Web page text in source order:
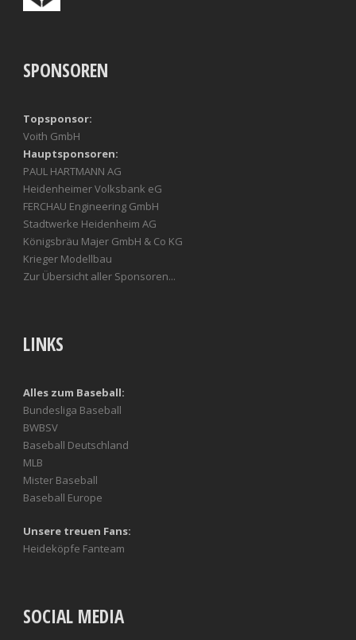
SPONSOREN
Topsponsor:
Voith GmbH
Hauptsponsoren:
PAUL HARTMANN AG
Heidenheimer Volksbank eG
FERCHAU Engineering GmbH
Stadtwerke Heidenheim AG
Königsbräu Majer GmbH & Co KG
Krieger Modellbau
Zur Übersicht aller Sponsoren...
LINKS
Alles zum Baseball:
Bundesliga Baseball
BWBSV
Baseball Deutschland
MLB
Mister Baseball
Baseball Europe
Unsere treuen Fans:
Heideköpfe Fanteam
SOCIAL MEDIA